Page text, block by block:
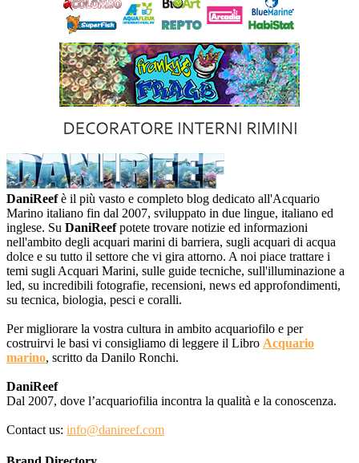
DaniReefè il più vasto e completo blog dedicato all'Acquario
Marino italiano fin dal 2007, sviluppato in due lingue, italiano ed
inglese. Su DaniReefpotete trovare notizie ed informazioni
nell'ambito degli acquari marini di barriera, sugli acquari di acqua
dolce e su tutto il settore che vi gira attorno. A noi piace trattare i
temi sugli Acquari Marini, sulle guide tecniche, sull'illuminazione a
led, su incredibili fotografie, recensioni, news ed approfondimenti,
su tecnica, biologia, pesci e coralli.
Per migliorare la vostra cultura in ambito acquariofilo e per
costruirvi le basi vi consigliamo di leggere il Libro Acquario
marino, scritto da Danilo Ronchi.
DaniReef
Dal 2007, dove l’acquariofilia incontra la qualità e la conoscenza.
Contact us: info@danireef.com